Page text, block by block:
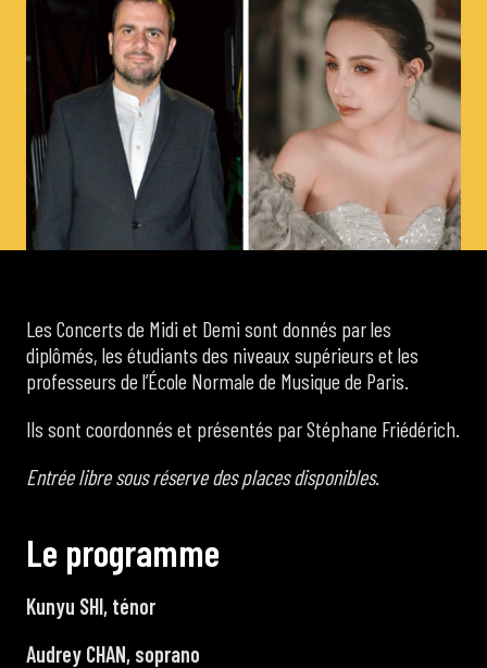
Les Rencontres Musicales
de Cortot
Concerts de midi et demi
Scolaires / Pass Culture
Piano Solo Jazz
La salle
L’événementiel
Les contacts
Les Concerts de Midi et Demi sont donnés par les
diplômés, les étudiants des niveaux supérieurs et les
professeurs de l’École Normale de Musique de Paris.
Ils sont coordonnés et présentés par Stéphane Friédérich.
Entrée libre sous réserve des places disponibles.
Le programme
Kunyu SHI, ténor
Audrey CHAN, soprano